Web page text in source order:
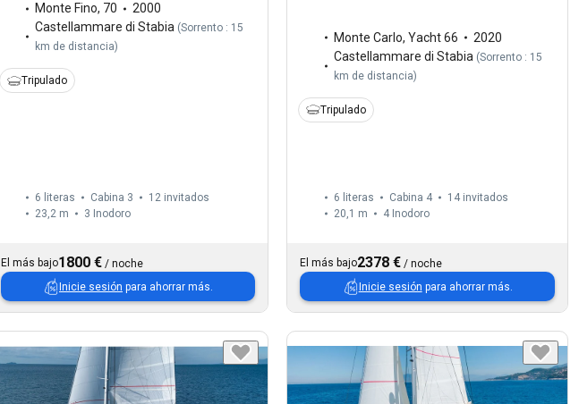
Monte Fino, 70
2000
Castellammare di Stabia (Sorrento : 15
km de distancia)
Tripulado
6 literas Cabina 3
12 invitados
23,2 m
3 Inodoro
El más bajo1800 €/ noche
Inicie sesión para ahorrar más.
Monte Carlo,Yacht 66
2020
Castellammare di Stabia (Sorrento : 15
km de distancia)
Tripulado
6 literas Cabina 4
14 invitados
20,1 m
4 Inodoro
El más bajo2378 € /noche
Inicie sesión para ahorrar más.